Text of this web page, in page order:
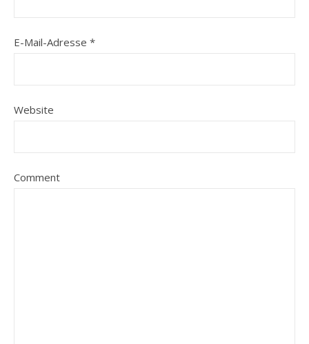
E-Mail-Adresse *
Website
Comment